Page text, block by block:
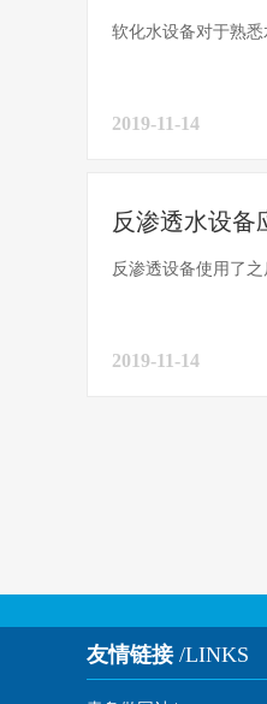
软化水设备对于熟
2019-11-14
反渗透水设备
反渗透设备使用了
2019-11-14
友情链接 /LINKS